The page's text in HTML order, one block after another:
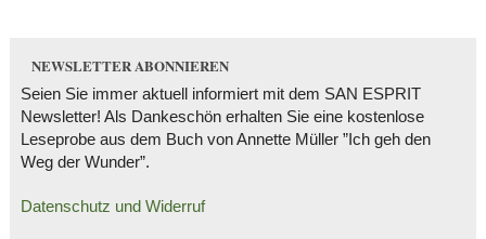
NEWSLETTER ABONNIEREN
Seien Sie immer aktuell informiert mit dem SAN ESPRIT
Newsletter! Als Dankeschön erhalten Sie eine kostenlose
Leseprobe aus dem Buch von Annette Müller ”Ich geh den
Weg der Wunder”.
Datenschutz und Widerruf